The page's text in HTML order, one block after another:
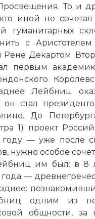
То и
иной не сочетал
гуманитарных
с
Декартом.
первым
Лейбниц
стал
До
1) проект
— уже после
нужно особое
им был: в 8
—
одним из
общности, за